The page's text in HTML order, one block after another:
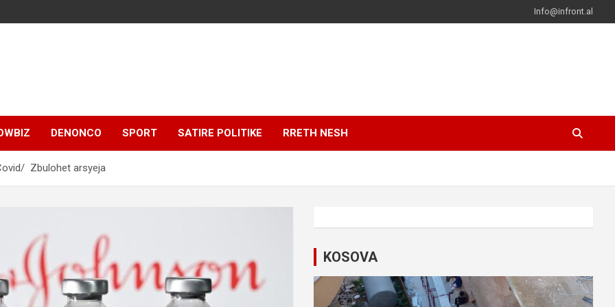
Info@infront.al
DENONCO SPORT SATIRE POLITIKE RRETH NESH
Zbulohet arsyeja
KOSOVA